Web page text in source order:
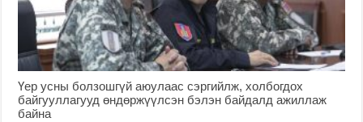
Үер усны болзошгүй аюулаас сэргийлж, холбогдох
байгууллагууд өндөржүүлсэн бэлэн байдалд ажиллаж
байна